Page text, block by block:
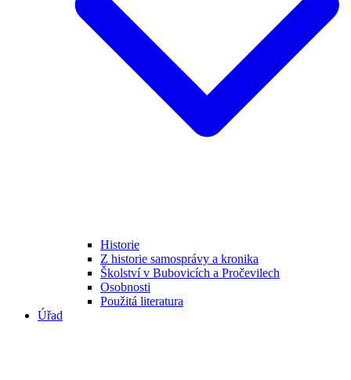
Historie
Z historie samosprávy a kronika
Školství v Bubovicích a Pročevilech
Osobnosti
Použitá literatura
Úřad